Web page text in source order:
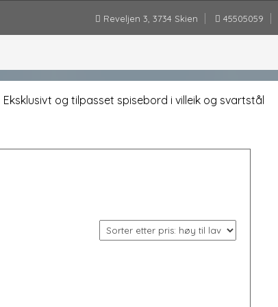
Reveljen 3, 3734 Skien 45505059
Eksklusivt og tilpasset spisebord i villeik og svartstål